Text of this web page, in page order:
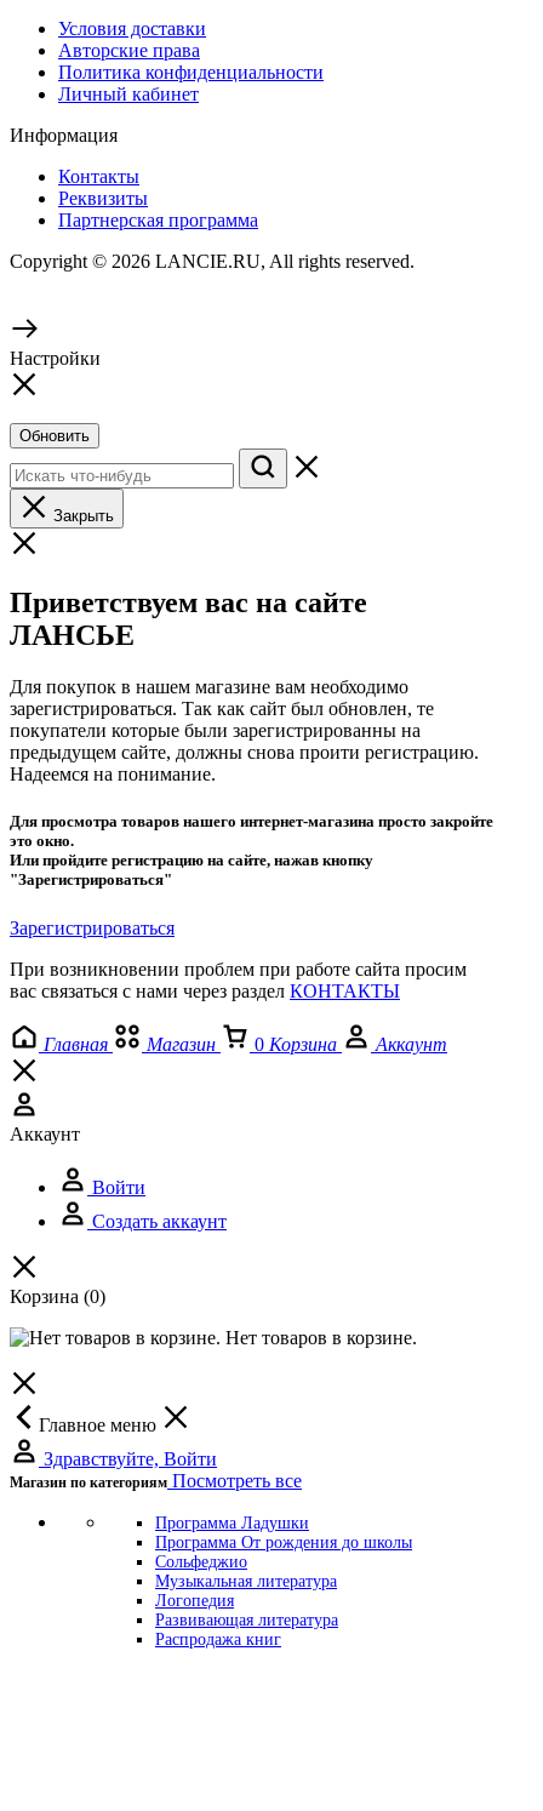
Условия доставки
Авторские права
Политика конфиденциальности
Личный кабинет
Информация
Контакты
Реквизиты
Партнерская программа
Copyright © 2026 LANCIE.RU, All rights reserved.
Настройки
Обновить
Закрыть
Приветствуем вас на сайте
ЛАНСЬЕ
Для покупок в нашем магазине вам необходимо
зарегистрироваться. Так как сайт был обновлен, те
покупатели которые были зарегистрированны на
предыдущем сайте, должны снова проити регистрацию.
Надеемся на понимание.
Для просмотра товаров нашего интернет-магазина просто закройте
это окно.
Или пройдите регистрацию на сайте, нажав кнопку
"Зарегистрироваться"
Зарегистрироваться
При возникновении проблем при работе сайта просим
вас связаться с нами через раздел КОНТАКТЫ
Главная Магазин 0 Корзина Аккаунт
Аккаунт
Войти
Создать аккаунт
Корзина (0)
Нет товаров в корзине.
Главное меню
Здравствуйте, Войти
Магазин по категориям Посмотреть все
Программа Ладушки
Программа От рождения до школы
Сольфеджио
Музыкальная литература
Логопедия
Развивающая литература
Распродажа книг